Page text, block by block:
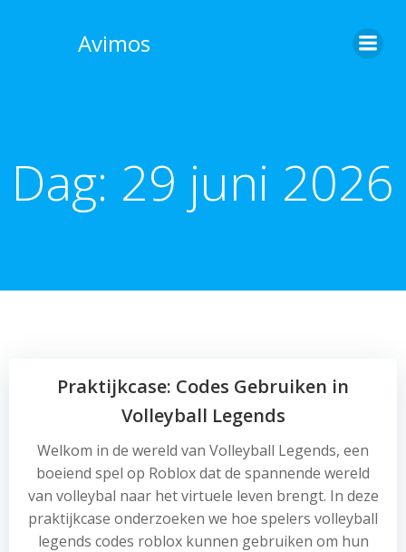
Avimos
Dag: 29 juni 2026
Praktijkcase: Codes Gebruiken in
Volleyball Legends
Welkom in de wereld van Volleyball Legends, een
boeiend spel op Roblox dat de spannende wereld
van volleybal naar het virtuele leven brengt. In deze
praktijkcase onderzoeken we hoe spelers volleyball
legends codes roblox kunnen gebruiken om hun